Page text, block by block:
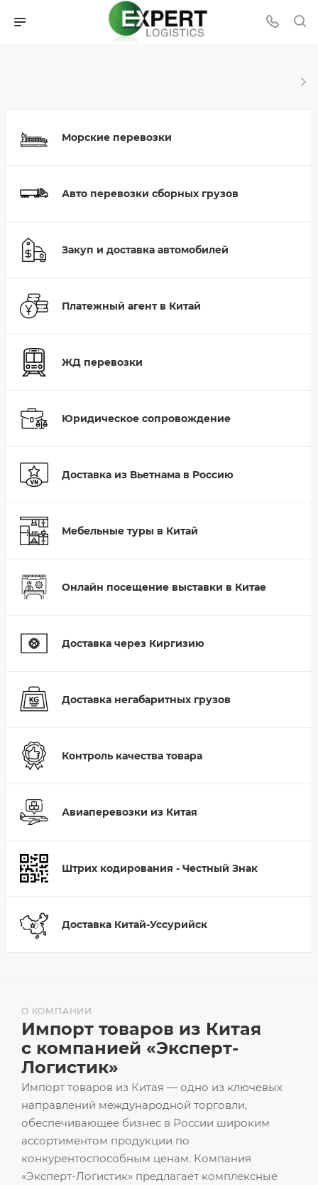
Морские перевозки
Авто перевозки сборных грузов
Закуп и доставка автомобилей
Платежный агент в Китай
ЖД перевозки
Юридическое сопровождение
Доставка из Вьетнама в Россию
Мебельные туры в Китай
Онлайн посещение выставки в Китае
Доставка через Киргизию
Доставка негабаритных грузов
Контроль качества товара
Авиаперевозки из Китая
Штрих кодирования - Честный Знак
Доставка Китай-Уссурийск
Импорт товаров из Китая — одно из ключевых
направлений международной торговли,
обеспечивающее бизнес в России широким
ассортиментом продукции по
конкурентоспособным ценам. Компания
«Эксперт-Логистик» предлагает комплексные
О КОМПАНИИ
Импорт товаров из Китая
с компанией «Эксперт-
Логистик»